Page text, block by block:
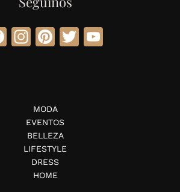
Facebook
Instagram
Pinterest
Twitter
MODA
EVENTOS
BELLEZA
LIFESTYLE
DRESS
HOME